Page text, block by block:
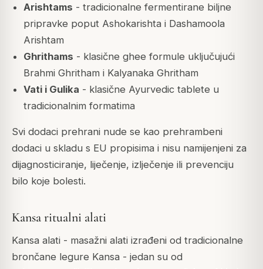
Arishtams - tradicionalne fermentirane biljne
pripravke poput Ashokarishta i Dashamoola
Arishtam
Ghrithams - klasične ghee formule uključujući
Brahmi Ghritham i Kalyanaka Ghritham
Vati i Gulika - klasične Ayurvedic tablete u
tradicionalnim formatima
Svi dodaci prehrani nude se kao prehrambeni
dodaci u skladu s EU propisima i nisu namijenjeni za
dijagnosticiranje, liječenje, izlječenje ili prevenciju
bilo koje bolesti.
Kansa ritualni alati
Kansa alati - masažni alati izrađeni od tradicionalne
brončane legure Kansa - jedan su od